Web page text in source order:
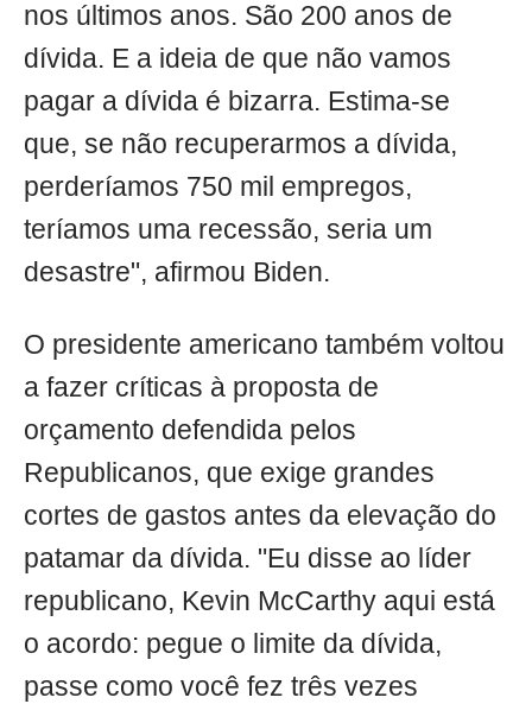
nos últimos anos. São 200 anos de
dívida. E a ideia de que não vamos
pagar a dívida é bizarra. Estima-se
que, se não recuperarmos a dívida,
perderíamos 750 mil empregos,
teríamos uma recessão, seria um
desastre", afirmou Biden.
O presidente americano também voltou
a fazer críticas à proposta de
orçamento defendida pelos
Republicanos, que exige grandes
cortes de gastos antes da elevação do
patamar da dívida. "Eu disse ao líder
republicano, Kevin McCarthy aqui está
o acordo: pegue o limite da dívida,
passe como você fez três vezes